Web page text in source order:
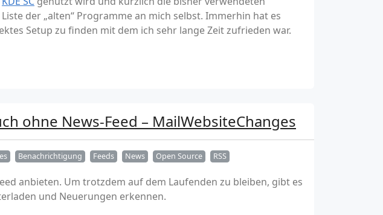
der „alten“ Programme an mich selbst. Immerhin hat es
Setup zu finden mit dem ich sehr lange Zeit zufrieden war.
ohne News-Feed – MailWebsiteChanges
Benachrichtigung Feeds News Open Source RSS
anbieten. Um trotzdem auf dem Laufenden zu bleiben, gibt es
und Neuerungen erkennen.